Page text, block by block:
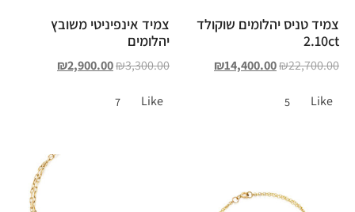
צמיד טניס יהלומים שוקולד
2.10ct
₪22,700.00
₪14,400.00
Like
5
צמיד אינפיניטי משובץ
יהלומים
₪3,300.00
₪2,900.00
Like
7